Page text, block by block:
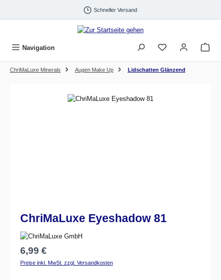
Schneller Versand
Navigation
ChriMaLuxe Minerals Augen Make Up Lidschatten Glänzend
Bildergalerie überspringen
ChriMaLuxe Eyeshadow 81
Regulärer Preis:
6,99 €
Preise inkl. MwSt. zzgl. Versandkosten